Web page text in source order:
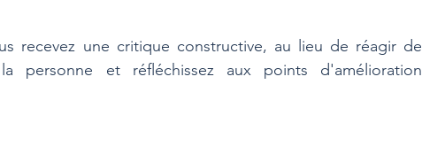
recevez une critique constructive, au lieu de réagir de
personne et réfléchissez aux points d'amélioration